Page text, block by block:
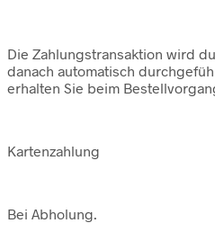
Die Zahlungstransaktion wird
danach automatisch
erhalten Sie beim
Kartenzahlung
Bei Abholung.